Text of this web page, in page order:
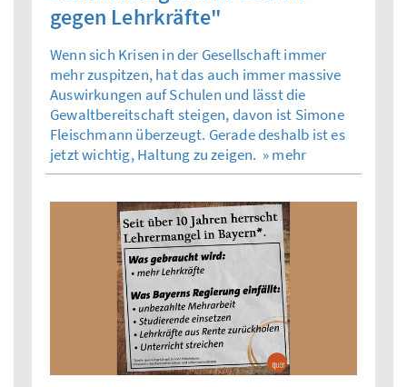
gegen Lehrkräfte"
Wenn sich Krisen in der Gesellschaft immer
mehr zuspitzen, hat das auch immer massive
Auswirkungen auf Schulen und lässt die
Gewaltbereitschaft steigen, davon ist Simone
Fleischmann überzeugt. Gerade deshalb ist es
jetzt wichtig, Haltung zu zeigen. » mehr